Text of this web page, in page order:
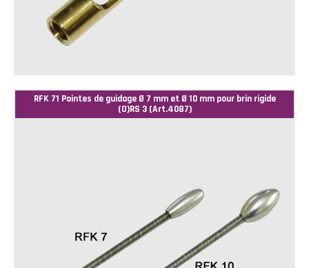
RFK 71 Pointes de guidage Ø 7 mm et Ø 10 mm pour brin rigide
(O)RS 3 (Art.4087)